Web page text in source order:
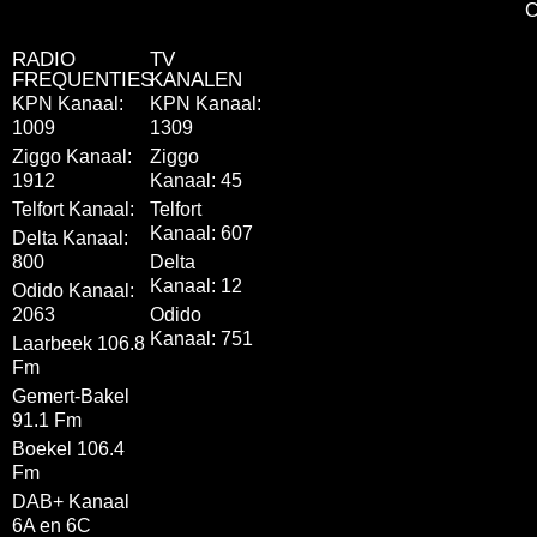
RADIO
FREQUENTIES
KPN Kanaal:
1009
Ziggo Kanaal:
1912
Telfort Kanaal:
Delta Kanaal:
800
Odido Kanaal:
2063
Laarbeek 106.8
Fm
Gemert-Bakel
91.1 Fm
Boekel 106.4
Fm
DAB+ Kanaal
6A en 6C
TV
KANALEN
KPN Kanaal:
1309
Ziggo
Kanaal: 45
Telfort
Kanaal: 607
Delta
Kanaal: 12
Odido
Kanaal: 751